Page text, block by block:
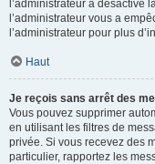
l’administrateur a désactivé
l’administrateur vous a
l’administrateur pour plus
Haut
Je reçois sans arrêt des
Vous pouvez supprimer
en utilisant les filtres de
privée. Si vous recevez des
particulier, rapportez les